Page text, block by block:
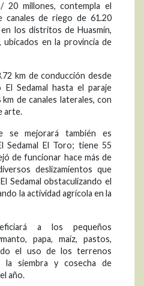
20 millones, contempla el
canales de riego de 61.20
los distritos de Huasmín,
ubicados en la provincia de
km de conducción desde
Sedamal hasta el paraje
de canales laterales, con
arte.
se mejorará también es
Sedamal El Toro; tiene 55
de funcionar hace más de
deslizamientos que
Sedamal obstaculizando el
la actividad agrícola en la
a los pequeños
papa, maíz, pastos,
el uso de los terrenos
la siembra y cosecha de
año.